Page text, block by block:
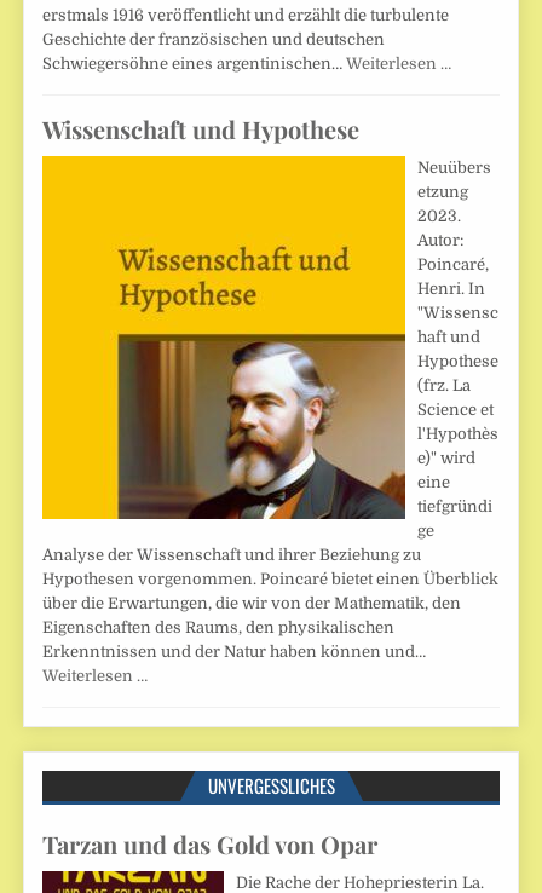
erstmals 1916 veröffentlicht und erzählt die turbulente
Geschichte der französischen und deutschen
Schwiegersöhne eines argentinischen…Weiterlesen …
Wissenschaft und Hypothese
Neuübers
etzung
2023.
Autor:
Poincaré,
Henri. In
"Wissensc
haft und
Hypothese
(frz. La
Science et
l'Hypothès
e)" wird
eine
tiefgründi
ge
Analyse der Wissenschaft und ihrer Beziehung zu
Hypothesen vorgenommen. Poincaré bietet einen Überblick
über die Erwartungen, die wir von der Mathematik, den
Eigenschaften des Raums, den physikalischen
Erkenntnissen und der Natur haben können und…
Weiterlesen …
UNVERGESSLICHES
Tarzan und das Gold von Opar
Die Rache der Hohepriesterin La.